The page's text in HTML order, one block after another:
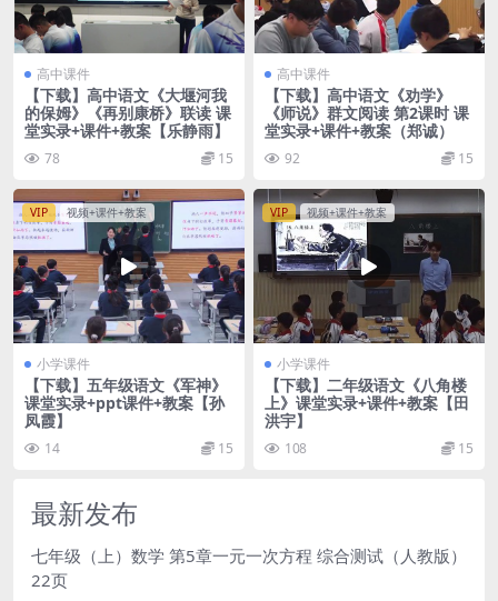
高中课件
【下载】高中语文《大堰河我
的保姆》《再别康桥》联读 课
堂实录+课件+教案【乐静雨】
78 15
高中课件
【下载】高中语文《劝学》
《师说》群文阅读 第2课时 课
堂实录+课件+教案（郑诚）
92 15
VIP 视频+课件+教案
小学课件
【下载】五年级语文《军神》
课堂实录+ppt课件+教案【孙
凤霞】
14 15
VIP 视频+课件+教案
小学课件
【下载】二年级语文《八角楼
上》课堂实录+课件+教案【田
洪宇】
108 15
最新发布
七年级（上）数学 第5章一元一次方程 综合测试（人教版）
22页